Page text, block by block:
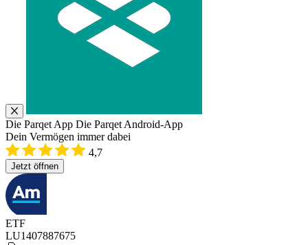
Die Parqet App Die Parqet Android-App
Dein Vermögen immer dabei
4,7
Jetzt öffnen
ETF
LU1407887675